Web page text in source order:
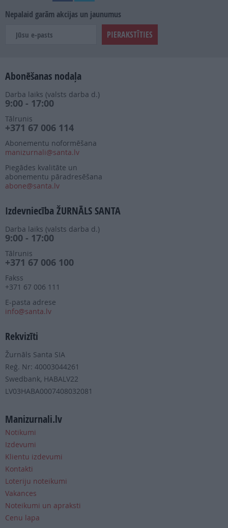
Nepalaid garām akcijas un jaunumus
Abonēšanas nodaļa
Darba laiks (valsts darba d.)
9:00 - 17:00
Tālrunis
+371 67 006 114
Abonementu noformēšana
manizurnali@santa.lv
Piegādes kvalitāte un
abonementu pāradresēšana
abone@santa.lv
Izdevniecība ŽURNĀLS SANTA
Darba laiks (valsts darba d.)
9:00 - 17:00
Tālrunis
+371 67 006 100
Fakss
+371 67 006 111
E-pasta adrese
info@santa.lv
Rekvizīti
Žurnāls Santa SIA
Reģ. Nr: 40003044261
Swedbank, HABALV22
LV03HABA0007408032081
Manizurnali.lv
Notikumi
Izdevumi
Klientu izdevumi
Kontakti
Loteriju noteikumi
Vakances
Noteikumi un apraksti
Cenu lapa